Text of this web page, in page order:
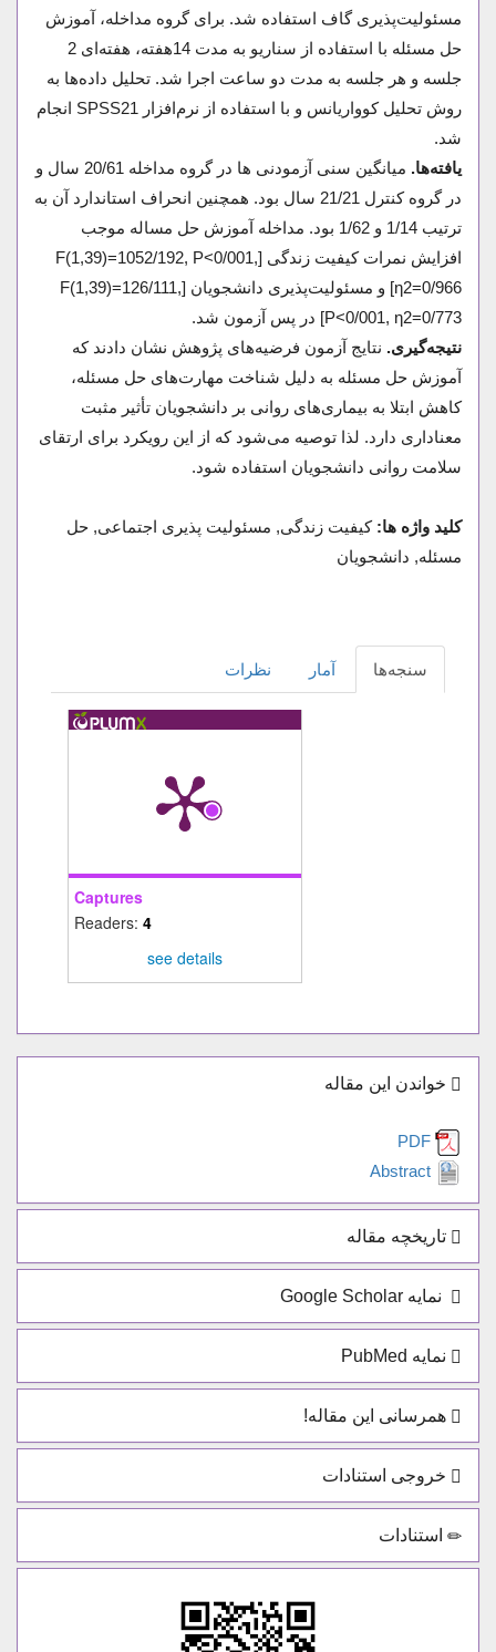
مسئولیت‌پذیری گاف استفاده شد. برای گروه مداخله، آموزش
حل مسئله با استفاده از سناریو به مدت 14هفته، هفته‌ای 2
جلسه و هر جلسه‌ به مدت دو ساعت اجرا شد. تحلیل داده‌ها به
روش تحلیل کوواریانس و با استفاده از نرم‌افزار SPSS21 انجام
شد.
یافته‌ها.
میانگین سنی آزمودنی ها در گروه مداخله 20/61 سال و
در گروه کنترل 21/21 سال بود. همچنین انحراف استاندارد آن به
ترتیب 1/14 و 1/62 بود. مداخله آموزش حل مساله موجب
افزایش نمرات کیفیت زندگی [F(1,39)=1052/192, P<0/001,
ƞ2=0/966] و مسئولیت‌پذیری دانشجویان [F(1,39)=126/111,
P<0/001, ƞ2=0/773] در پس آزمون شد.
نتیجه‌گیری. نتایج آزمون فرضیه‌های پژوهش نشان دادند که
آموزش حل مسئله به دلیل شناخت مهارت‌های حل مسئله،
کاهش ابتلا به بیماری‌های روانی بر دانشجویان تأثیر مثبت
معناداری دارد. لذا توصیه می‌شود که از این رویکرد برای ارتقای
سلامت روانی دانشجویان استفاده شود.
کلید واژه ها: کیفیت زندگی, مسئولیت پذیری اجتماعی, حل
مسئله, دانشجویان
سنجه‌ها آمار نظرات
Captures
Readers: 4
see details
خواندن این مقاله
تاریخچه مقاله
نمایه Google Scholar
نمایه PubMed
همرسانی این مقاله!
خروجی استنادات
استنادات